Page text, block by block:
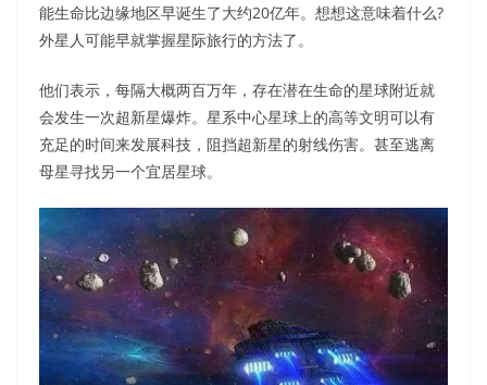
能生命比边缘地区早诞生了大约20亿年。想想这意味着什么?
外星人可能早就掌握星际旅行的方法了。
他们表示，每隔大概两百万年，存在潜在生命的星球附近就
会发生一次超新星爆炸。星系中心星球上的高等文明可以有
充足的时间来发展科技，阻挡超新星的射线伤害。甚至逃离
母星寻找另一个宜居星球。